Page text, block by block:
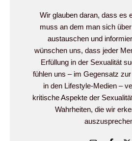
Wir glauben daran, dass es
muss an dem man sich
austauschen und
wünschen uns, dass jeder
Erfüllung in der Sexualität
fühlen uns – im Gegensatz
in den Lifestyle-Medien –
kritische Aspekte der
Wahrheiten, die wir